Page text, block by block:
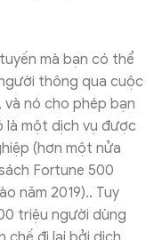
mà bạn có thể
thông qua cuộc
nó cho phép bạn
là một dịch vụ được
(hơn một nửa
Fortune 500
năm 2019).. Tuy
triệu người dùng